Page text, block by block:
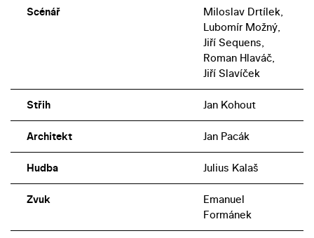
Scénář
Miloslav Drtílek,
Lubomír Možný,
Jiří Sequens,
Roman Hlaváč,
Jiří Slavíček
Střih Jan Kohout
Architekt Jan Pacák
Hudba Julius Kalaš
Zvuk
Emanuel
Formánek